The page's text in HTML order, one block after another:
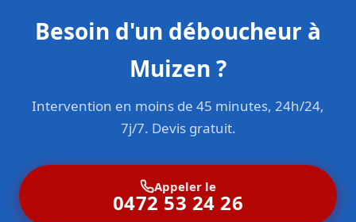
Besoin d'un déboucheur à
Muizen ?
Intervention en moins de 45 minutes, 24h/24,
7j/7. Devis gratuit.
Appeler le
0472 53 24 26